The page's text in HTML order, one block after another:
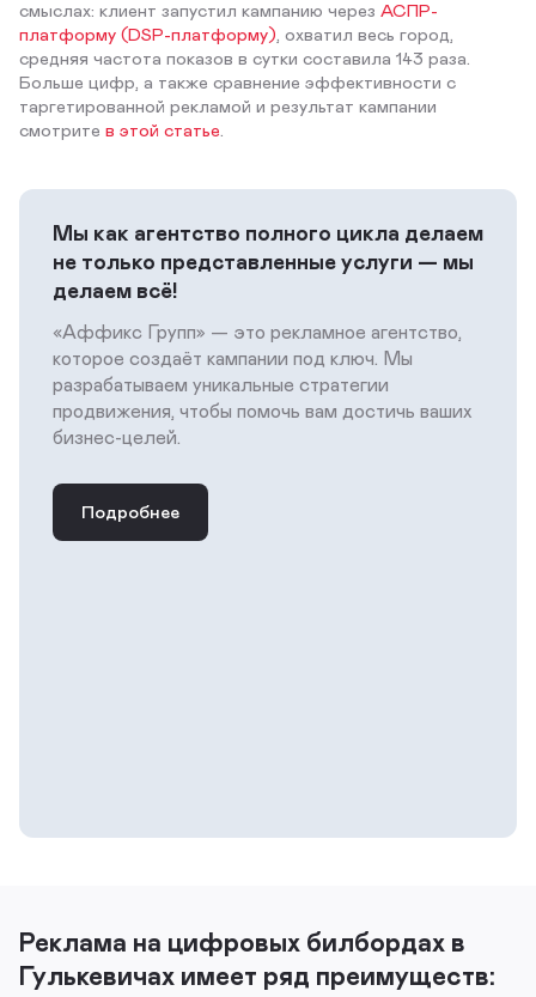
смыслах: клиент запустил кампанию через АСПР-
платформу (DSP-платформу) , охватил весь город,
средняя частота показов в сутки составила 143 раза.
Больше цифр, а также сравнение эффективности с
таргетированной рекламой и результат кампании
смотрите в этой статье
Мы как агентство полного цикла делаем
не только представленные услуги — мы
делаем всё!
«Аффикс Групп» — это рекламное агентство,
которое создаёт кампании под ключ. Мы
разрабатываем уникальные стратегии
продвижения, чтобы помочь вам достичь ваших
бизнес-целей.
Подробнее
Реклама на цифровых билбордах в
Гулькевичах имеет ряд преимуществ: